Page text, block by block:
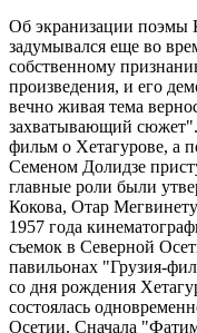
Об экранизации поэмы
задумывался еще во
собственному
произведения, и его
вечно живая тема
захватывающий
фильм о Хетагурове, а
Семеном Долидзе
главные роли были
Кокова, Отар
1957 года
съемок в Северной
павильонах "Грузия-
со дня рождения
состоялась
Осетии. Сначала